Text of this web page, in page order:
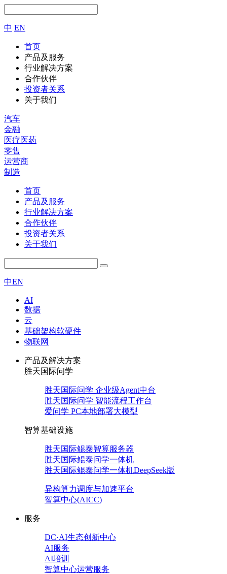
中 EN
首页
产品及服务
行业解决方案
合作伙伴
投资者关系
关于我们
汽车
金融
医疗医药
零售
运营商
制造
首页
产品及服务
行业解决方案
合作伙伴
投资者关系
关于我们
中EN
AI
数据
云
基础架构软硬件
物联网
产品及解决方案
胜天国际问学
胜天国际问学 企业级Agent中台
胜天国际问学 智能流程工作台
爱问学 PC本地部署大模型
智算基础设施
胜天国际鲲泰智算服务器
胜天国际鲲泰问学一体机
胜天国际鲲泰问学一体机DeepSeek版
异构算力调度与加速平台
智算中心(AICC)
服务
DC·AI生态创新中心
AI服务
AI培训
智算中心运营服务